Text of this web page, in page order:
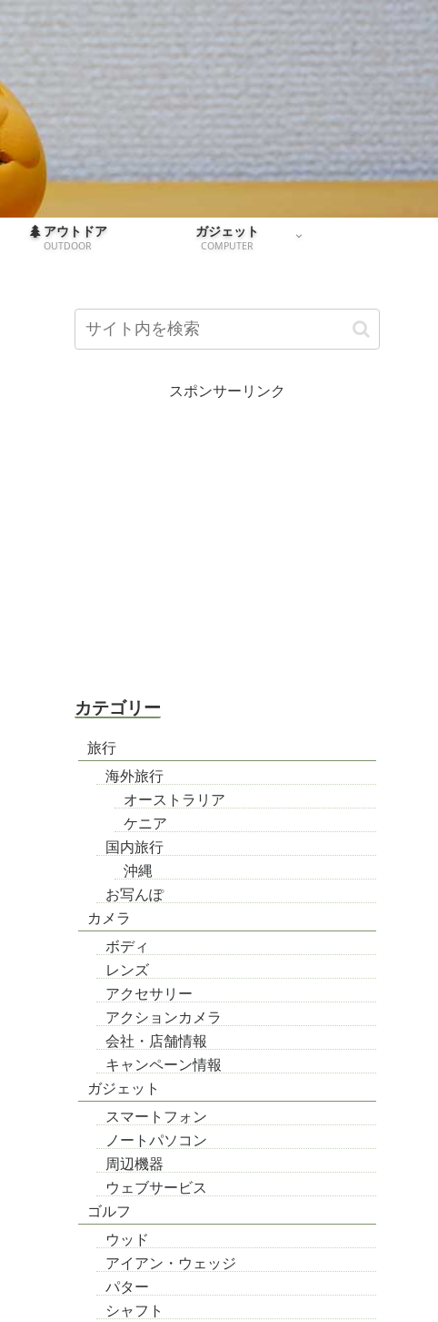
アウトドア
OUTDOOR
ガジェット
COMPUTER
スポンサーリンク
カテゴリー
旅行
海外旅行
オーストラリア
ケニア
国内旅行
沖縄
お写んぽ
カメラ
ボディ
レンズ
アクセサリー
アクションカメラ
会社・店舗情報
キャンペーン情報
ガジェット
スマートフォン
ノートパソコン
周辺機器
ウェブサービス
ゴルフ
ウッド
アイアン・ウェッジ
パター
シャフト